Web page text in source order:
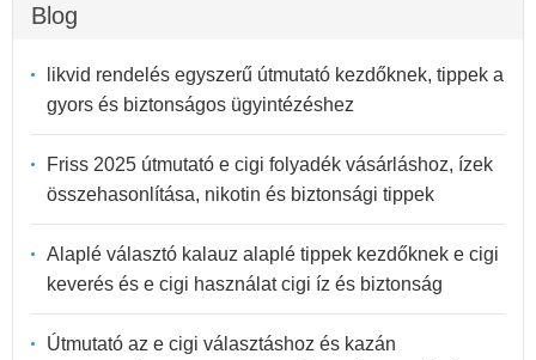
Blog
likvid rendelés egyszerű útmutató kezdőknek, tippek a
gyors és biztonságos ügyintézéshez
Friss 2025 útmutató e cigi folyadék vásárláshoz, ízek
összehasonlítása, nikotin és biztonsági tippek
Alaplé választó kalauz alaplé tippek kezdőknek e cigi
keverés és e cigi használat cigi íz és biztonság
Útmutató az e cigi választáshoz és kazán